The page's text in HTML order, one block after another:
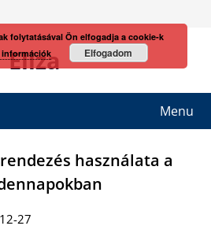
Eliza
Menu
használata a
27
folytatásával Ön elfogadja a cookie-k
információk Elfogadom